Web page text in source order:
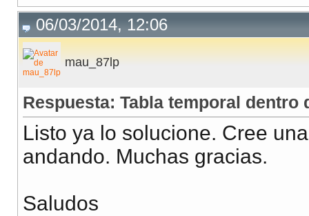
06/03/2014, 12:06
mau_87lp
Respuesta: Tabla temporal dentro
Listo ya lo solucione. Cree
andando. Muchas gracias.
Saludos